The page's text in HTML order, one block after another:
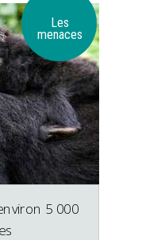
Les
menaces
5 000